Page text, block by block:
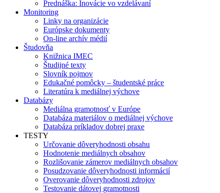
Prednáška: Inovácie vo vzdelávaní
Monitoring
Linky na organizácie
Európske dokumenty
On-line archív médií
Študovňa
Knižnica IMEC
Študijné texty
Slovník pojmov
Edukačné pomôcky – študentské práce
Literatúra k mediálnej výchove
Databázy
Mediálna gramotnosť v Európe
Databáza materiálov o mediálnej výchove
Databáza príkladov dobrej praxe
TESTY
Určovanie dôveryhodnosti obsahu
Hodnotenie mediálnych obsahov
Rozlišovanie zámerov mediálnych obsahov
Posudzovanie dôveryhodnosti informácií
Overovanie dôveryhodnosti zdrojov
Testovanie dátovej gramotnosti